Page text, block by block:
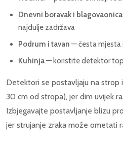
Dnevni boravak i blagovaonica
najdulje zadržava
Podrum i tavan — česta mjesta
Kuhinja— koristite detektor
Detektori se postavljaju na strop
30 cm od stropa), jer dim uvijek
Izbjegavajte postavljanje blizu
jer strujanje zraka može ometati